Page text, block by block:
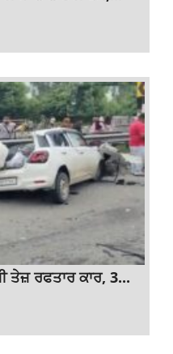
ਤੇਜ਼ ਰਫਤਾਰ ਕਾਰ, 3...